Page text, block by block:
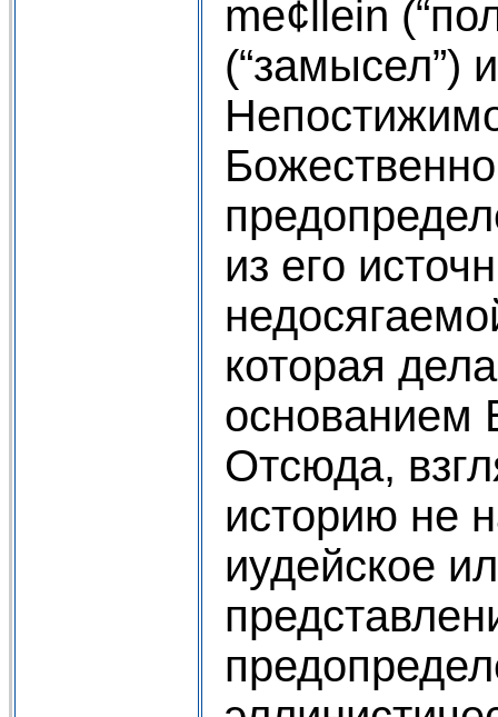
me¢llein
(“замысел”)
из его
которая
основанием
Отсюда,
историю не
иудейское